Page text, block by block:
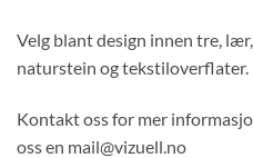
Velg blant design innen tre,
naturstein og tekstiloverflater.
Kontakt oss for mer
oss en mail@vizuell.no